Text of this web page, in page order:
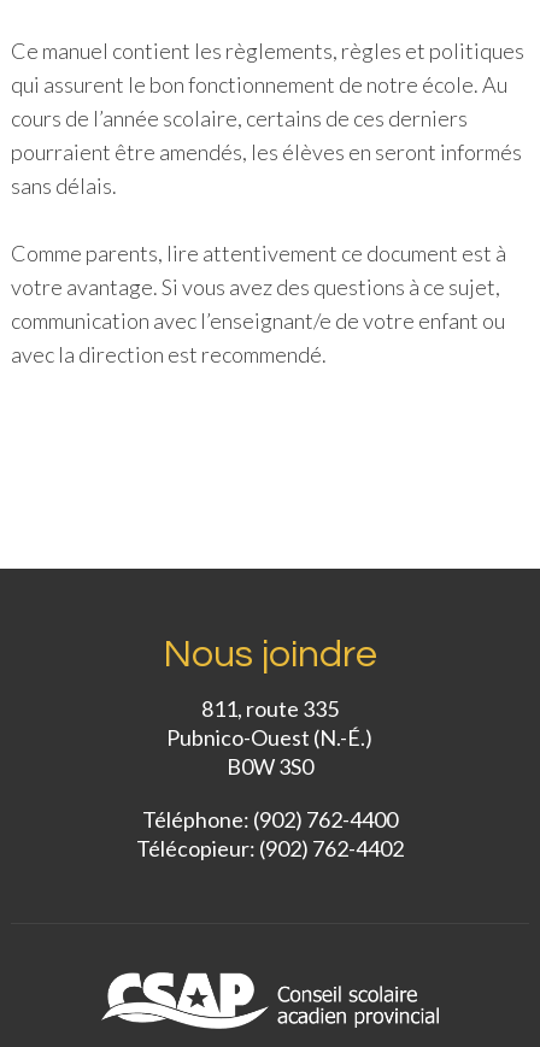
Ce manuel contient les règlements, règles et politiques
qui assurent le bon fonctionnement de notre école. Au
cours de l’année scolaire, certains de ces derniers
pourraient être amendés, les élèves en seront informés
sans délais.
Comme parents, lire attentivement ce document est à
votre avantage. Si vous avez des questions à ce sujet,
communication avec l’enseignant/e de votre enfant ou
avec la direction est recommendé.
Nous joindre
811, route 335
Pubnico-Ouest (N.-É.)
B0W 3S0
Téléphone: (902) 762-4400
Télécopieur: (902) 762-4402